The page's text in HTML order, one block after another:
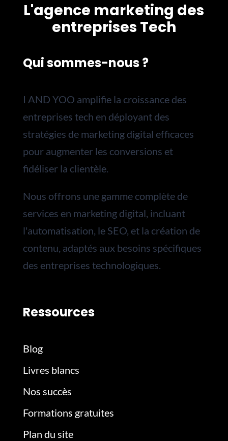
L'agence marketing des
entreprises Tech
Qui sommes-nous ?
I AND YOO amplifie la croissance des
entreprises tech en déployant des
stratégies de marketing digital efficaces
pour augmenter les conversions et
fidéliser la clientèle.
Nous offrons une gamme complète de
services en marketing digital, incluant
l'automatisation, le SEO, et la création de
contenu, adaptés aux besoins spécifiques
des entreprises technologiques.
Ressources
Blog
Livres blancs
Nos succès
Formations gratuites
Plan du site